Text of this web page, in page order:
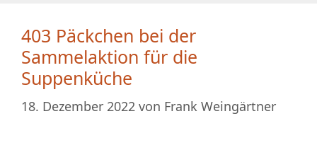
403 Päckchen bei der
Sammelaktion für die
Suppenküche
18. Dezember 2022 von Frank Weingärtner